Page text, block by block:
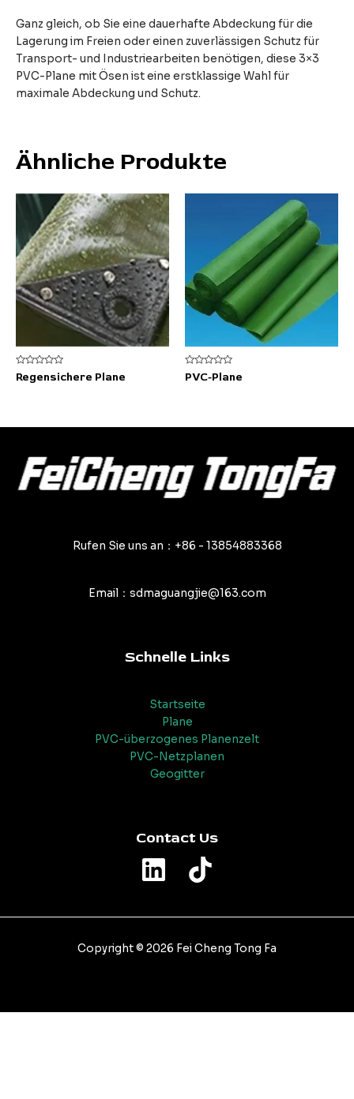
Ganz gleich, ob Sie eine dauerhafte Abdeckung für die
Lagerung im Freien oder einen zuverlässigen Schutz für
Transport- und Industriearbeiten benötigen, diese 3×3
PVC-Plane mit Ösen ist eine erstklassige Wahl für
maximale Abdeckung und Schutz.
Ähnliche Produkte
Bewertet
mit
Regensichere Plane
Bewertet
mit
PVC-Plane
Rufen Sie uns an：+86 - 13854883368
Email：sdmaguangjie@163.com
Schnelle Links
Startseite
Plane
PVC-überzogenes Planenzelt
PVC-Netzplanen
Geogitter
Contact Us
Copyright © 2026 Fei Cheng Tong Fa